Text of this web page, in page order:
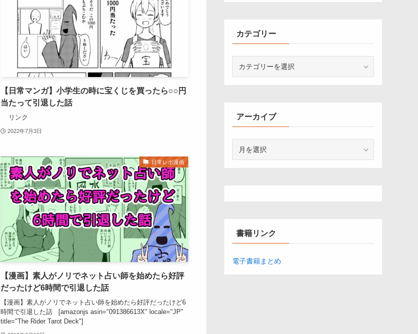
【日常マンガ】小学生の時に宝くじを買ったら○○円
当たって引退した話
リンク
2022年7月3日
日常レポ漫画
【漫画】素人がノリでネット占い師を始めたら好評
だったけど6時間で引退した話
【漫画】素人がノリでネット占い師を始めたら好評だったけど6
時間で引退した話 [amazonjs asin="091386613X" locale="JP"
title="The Rider Tarot Deck"]
カテゴリー
アーカイブ
書籍リンク
電子書籍まとめ